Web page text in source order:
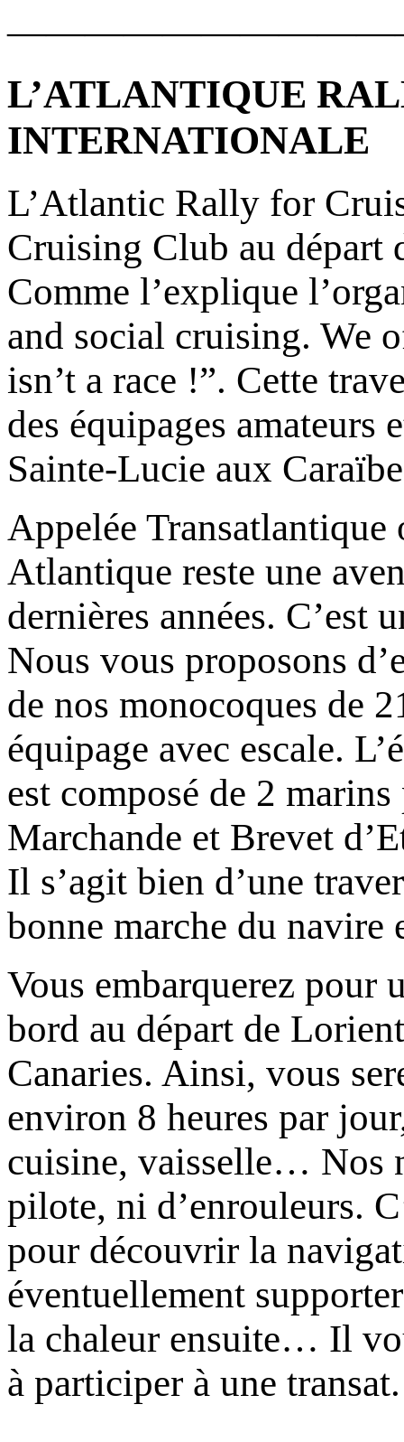
L’ATLANTIQUE
INTERNATIONALE
L’Atlantic Rally for
Cruising Club au départ
Comme l’explique
and social cruising. We
isn’t a race !”. Cette
des équipages
Sainte-Lucie aux
Appelée Transatlantique
Atlantique reste une
dernières années. C’est
Nous vous proposons
de nos monocoques de
équipage avec escale.
est composé de 2
Marchande et Brevet
Il s’agit bien d’une
bonne marche du navire
Vous embarquerez pour
bord au départ de
Canaries. Ainsi, vous
environ 8 heures par
cuisine, vaisselle… Nos
pilote, ni d’enrouleurs.
pour découvrir la
éventuellement
la chaleur ensuite… Il
à participer à une transat.